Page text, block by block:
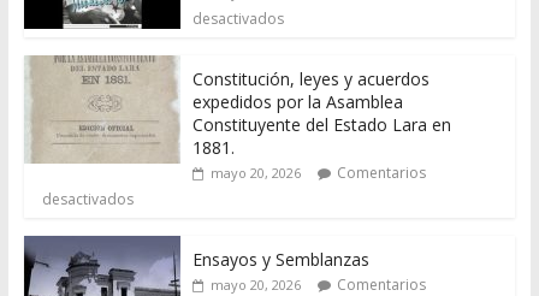
desactivados
Constitución, leyes y acuerdos
expedidos por la Asamblea
Constituyente del Estado Lara en
1881.
mayo 20, 2026
Comentarios
desactivados
Ensayos y Semblanzas
mayo 20, 2026
Comentarios